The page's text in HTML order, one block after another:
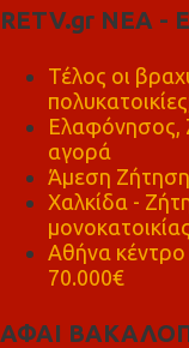
RETV.gr ΝΕΑ -
Τέλος οι
Ελαφόνησος,
αγορά
Άμεση
Χαλκίδα -
μονοκατοικίας
Αθήνα
70.000€
ΑΦΑΙ